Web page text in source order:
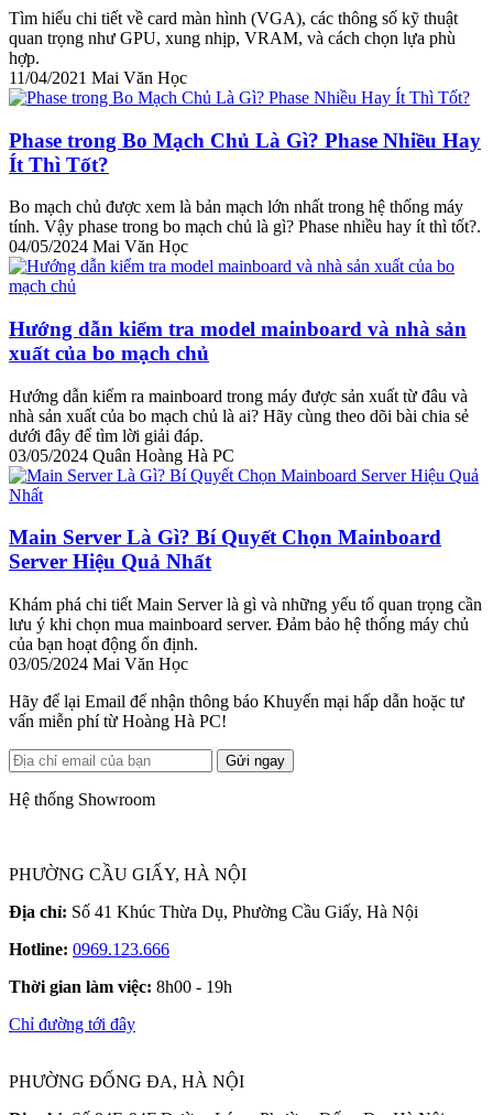
Tìm hiểu chi tiết về card màn hình (VGA), các thông số kỹ thuật
quan trọng như GPU, xung nhịp, VRAM, và cách chọn lựa phù
hợp.
11/04/2021 Mai Văn Học
Phase trong Bo Mạch Chủ Là Gì? Phase Nhiều Hay
Ít Thì Tốt?
Bo mạch chủ được xem là bản mạch lớn nhất trong hệ thống máy
tính. Vậy phase trong bo mạch chủ là gì? Phase nhiều hay ít thì tốt?.
04/05/2024 Mai Văn Học
Hướng dẫn kiểm tra model mainboard và nhà sản
xuất của bo mạch chủ
Hướng dẫn kiểm ra mainboard trong máy được sản xuất từ đâu và
nhà sản xuất của bo mạch chủ là ai? Hãy cùng theo dõi bài chia sẻ
dưới đây để tìm lời giải đáp.
03/05/2024 Quân Hoàng Hà PC
Main Server Là Gì? Bí Quyết Chọn Mainboard
Server Hiệu Quả Nhất
Khám phá chi tiết Main Server là gì và những yếu tố quan trọng cần
lưu ý khi chọn mua mainboard server. Đảm bảo hệ thống máy chủ
của bạn hoạt động ổn định.
03/05/2024 Mai Văn Học
Hãy để lại Email để nhận thông báo Khuyến mại hấp dẫn hoặc tư
vấn miễn phí từ Hoàng Hà PC!
Gửi ngay
Hệ thống Showroom
PHƯỜNG CẦU GIẤY, HÀ NỘI
Địa chỉ: Số 41 Khúc Thừa Dụ, Phường Cầu Giấy, Hà Nội
Hotline: 0969.123.666
Thời gian làm việc: 8h00 - 19h
Chỉ đường tới đây
PHƯỜNG ĐỐNG ĐA, HÀ NỘI